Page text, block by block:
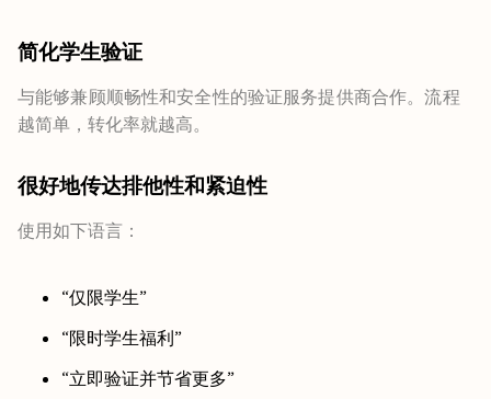
简化学生验证
与能够兼顾顺畅性和安全性的验证服务提供商合作。流程
越简单，转化率就越高。
很好地传达排他性和紧迫性
使用如下语言：
“仅限学生”
“限时学生福利”
“立即验证并节省更多”